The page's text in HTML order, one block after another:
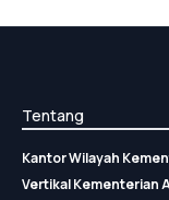
Tentang
Kantor Wilayah
Vertikal Kementerian